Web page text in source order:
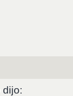
dijo: